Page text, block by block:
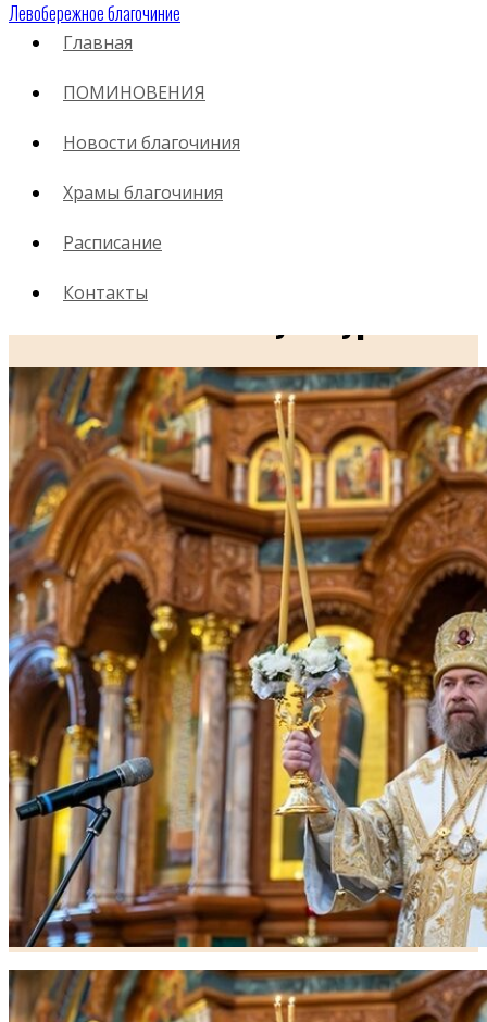
Главная
ПОМИНОВЕНИЯ
Новости благочиния
Храмы благочиния
Расписание
Контакты
Левобережное благочиние
28.05.2026
Обращение митрополита
Воронежского и Лискинского
Леонтия в День славянской
письменности и культуры